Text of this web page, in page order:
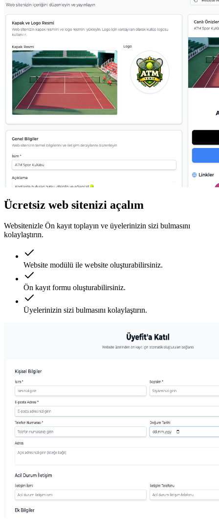
Ücretsiz web sitenizi açalım
Websitenizle Ön kayıt toplayın ve üyelerinizin sizi bulmasını
kolaylaştırın.
Website modülü ile website oluşturabilirsiniz.
Ön kayıt formu oluşturabilirsiniz.
Üyelerinizin sizi bulmasını kolaylaştırın.